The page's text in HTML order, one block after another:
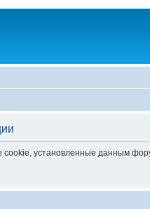
cookie, установленные данным